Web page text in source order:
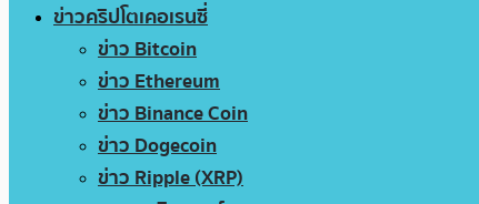
ข่าวคริปโตเคอเรนซี่
ข่าว Bitcoin
ข่าว Ethereum
ข่าว Binance Coin
ข่าว Dogecoin
ข่าว Ripple (XRP)